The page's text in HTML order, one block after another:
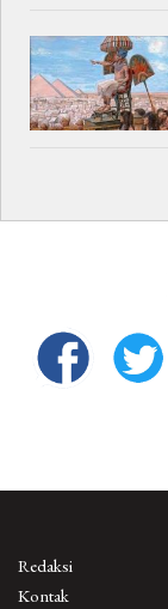
Redaksi
Kontak